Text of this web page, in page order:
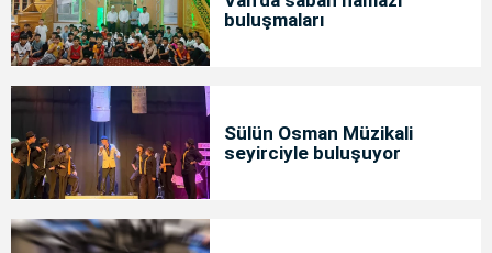
buluşmaları
Sülün Osman Müzikali
seyirciyle buluşuyor